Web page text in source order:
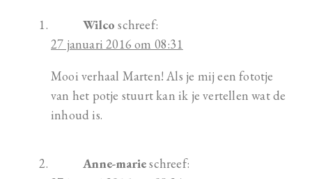
Wilco schreef:
27 januari 2016 om 08:31
Mooi verhaal Marten! Als je mij een fototje
van het potje stuurt kan ik je vertellen wat de
inhoud is.
Anne-marieschreef: